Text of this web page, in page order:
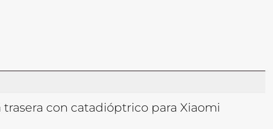
con catadióptrico para Xiaomi